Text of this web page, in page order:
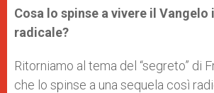
Cosa lo spinse a vivere il Vangelo
radicale?
Ritorniamo al tema del “segreto” di
che lo spinse a una sequela così